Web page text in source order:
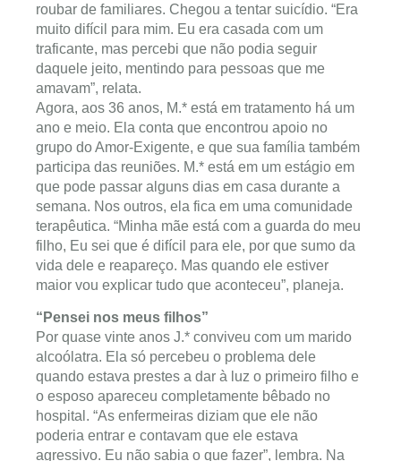
roubar de familiares. Chegou a tentar suicídio. “Era
muito difícil para mim. Eu era casada com um
traficante, mas percebi que não podia seguir
daquele jeito, mentindo para pessoas que me
amavam”, relata.
Agora, aos 36 anos, M.* está em tratamento há um
ano e meio. Ela conta que encontrou apoio no
grupo do Amor-Exigente, e que sua família também
participa das reuniões. M.* está em um estágio em
que pode passar alguns dias em casa durante a
semana. Nos outros, ela fica em uma comunidade
terapêutica. “Minha mãe está com a guarda do meu
filho, Eu sei que é difícil para ele, por que sumo da
vida dele e reapareço. Mas quando ele estiver
maior vou explicar tudo que aconteceu”, planeja.
“Pensei nos meus filhos”
Por quase vinte anos J.* conviveu com um marido
alcoólatra. Ela só percebeu o problema dele
quando estava prestes a dar à luz o primeiro filho e
o esposo apareceu completamente bêbado no
hospital. “As enfermeiras diziam que ele não
poderia entrar e contavam que ele estava
agressivo. Eu não sabia o que fazer”, lembra. Na